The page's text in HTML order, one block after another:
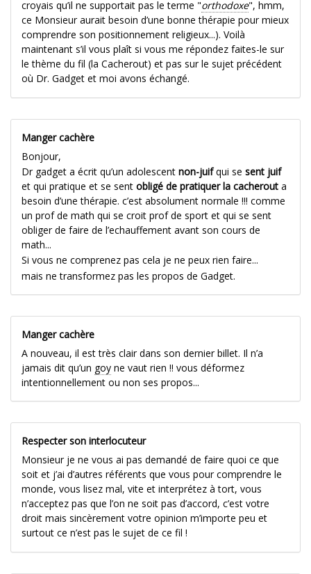
croyais qu’il ne supportait pas le terme "orthodoxe", hmm,
ce Monsieur aurait besoin d’une bonne thérapie pour mieux
comprendre son positionnement religieux...). Voilà
maintenant s’il vous plaît si vous me répondez faites-le sur
le thème du fil (la Cacherout) et pas sur le sujet précédent
où Dr. Gadget et moi avons échangé.
Manger cachère
Bonjour,
Dr gadget a écrit qu’un adolescent non-juifqui se sent juif
et qui pratique et se sent obligé de pratiquer la cacherout a
besoin d’une thérapie. c’est absolument normale !!! comme
un prof de math qui se croit prof de sport et qui se sent
obliger de faire de l’echauffement avant son cours de
math...
Si vous ne comprenez pas cela je ne peux rien faire...
mais ne transformez pas les propos de Gadget.
Manger cachère
A nouveau, il est très clair dans son dernier billet. Il n’a
jamais dit qu’un goy ne vaut rien !! vous déformez
intentionnellement ou non ses propos...
Respecter son interlocuteur
Monsieur je ne vous ai pas demandé de faire quoi ce que
soit et j’ai d’autres référents que vous pour comprendre le
monde, vous lisez mal, vite et interprétez à tort, vous
n’acceptez pas que l’on ne soit pas d’accord, c’est votre
droit mais sincèrement votre opinion m’importe peu et
surtout ce n’est pas le sujet de ce fil !